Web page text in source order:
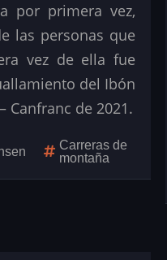
por primera vez,
las personas que
vez de ella fue
del Ibón
Canfranc de 2021.
Carreras de
montaña